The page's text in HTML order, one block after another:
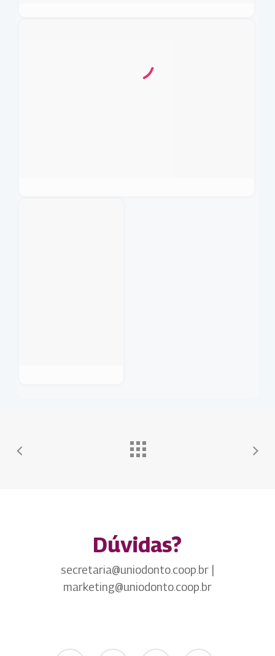
Dúvidas?
secretaria@uniodonto.coop.br |
marketing@uniodonto.coop.br